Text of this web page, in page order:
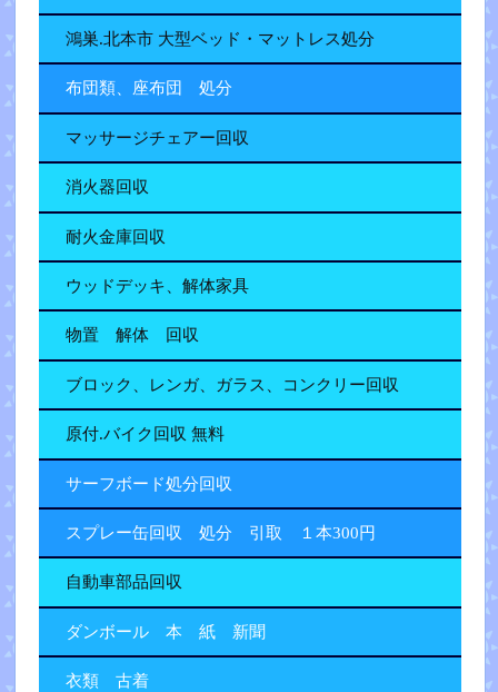
鴻巣.北本市 大型ベッド・マットレス処分
布団類、座布団 処分
マッサージチェアー回収
消火器回収
耐火金庫回収
ウッドデッキ、解体家具
物置 解体 回収
ブロック、レンガ、ガラス、コンクリー回収
原付.バイク回収 無料
サーフボード処分回収
スプレー缶回収 処分 引取 １本300円
自動車部品回収
ダンボール 本 紙 新聞
衣類 古着